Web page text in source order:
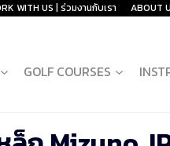
WITH US | ร่วมงานกับเรา ABOUT
GOLF COURSES